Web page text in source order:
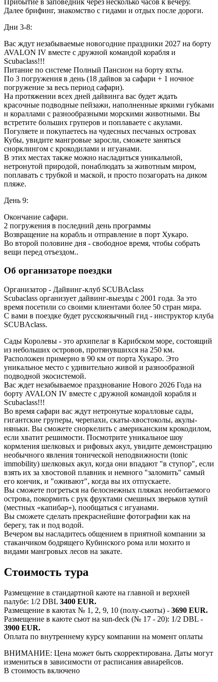
Далее брифинг, знакомство с гидами и отдых после дороги.
Дни 3-8:
Вас ждут незабываемые новогодние праздники 2027 на борту
AVALON IV вместе с дружной командой корабля и
Scubaclass!!!
Питание по системе Полный Пансион на борту яхты.
По 3 погружения в день (18 дайвов за сафари + 1 ночное
погружение за весь период сафари).
На протяжении всех дней дайвинга вас будет ждать
красочные подводные пейзажи, наполненные яркими губками
и кораллами с разнообразными морскими животными. Вы
встретите больших груперов и поплаваете с акулами.
Погуляете и покупаетесь на чудесных песчаных островах
Кубы, увидите мангровые заросли, сможете заняться
снорклингом с крокодилами и игуанами.
В этих местах также можно насладиться уникальной,
нетронутой природой, понаблюдать за животным миром,
поплавать с трубкой и маской, и просто позагорать на диком
пляже.
День 9:
Окончание сафари.
2 погружения в последний день программы
Возвращение на корабль и отправление в порт Хукаро.
Во второй половине дня - свободное время, чтобы собрать
вещи перед отъездом..
Об организаторе поездки
Организатор - Дайвинг-клуб SCUBAclass
Scubaclass организует дайвинг-выезды с 2001 года. За это
время посетили со своими клиентами более 50 стран мира.
С вами в поездке будет русскоязычный гид - инструктор клуба
SCUBAclass.
Сады Королевы - это архипелаг в Карибском море, состоящий
из небольших островов, протянувшихся на 250 км.
Расположен примерно в 90 км от порта Хукаро. Это
уникальное место с удивительно живой и разнообразной
подводной экосистемой.
Вас ждет незабываемое празднование Нового 2026 Года на
борту AVALON IV вместе с дружной командой корабля и
Scubaclass!!!
Во время сафари вас ждут нетронутые коралловые сады,
гигантские груперы, черепахи, скаты-хвостоколы, акулы-
няньки. Вы сможете сноркелить с американским крокодилом,
если хватит решимости. Посмотрите уникальное шоу
кормления шелковых и рифовых акул, увидите демонстрацию
необычного явления тонической неподвижности (tonic
immobility) шелковых акул, когда они впадают "в ступор", если
взять их за хвостовой плавник и немного "заломить" самый
его кончик, и "оживают", когда вы их отпускаете.
Вы сможете погреться на белоснежных пляжах необитаемого
острова, покормить с рук фруктами смешных зверьков хутий
(местных «капибар»), пообщаться с игуанами.
Вы сможете сделать прекраснейшие фотографии как на
берегу, так и под водой.
Вечером вы насладитесь общением в приятной компании за
стаканчиком бодрящего Кубинского рома или мохито и
видами мангровых лесов на закате.
Стоимость тура
Размещение в стандартной каюте на главной и верхней
палубе: 1/2 DBL 3400 EUR.
Размещение в каютах № 1, 2, 9, 10 (полу-сьюты) - 3690 EUR.
Размещение в каюте сьют на sun-deck (№ 17 - 20): 1/2 DBL -
3900 EUR.
Оплата по внутреннему курсу компании на момент оплаты
ВНИМАНИЕ: Цена может быть скорректирована. Даты могут
измениться в зависимости от расписания авиарейсов.
В стоимость включено